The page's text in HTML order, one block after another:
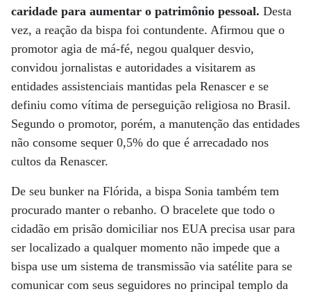
caridade para aumentar o patrimônio pessoal. Desta
vez, a reação da bispa foi contundente. Afirmou que o
promotor agia de má-fé, negou qualquer desvio,
convidou jornalistas e autoridades a visitarem as
entidades assistenciais mantidas pela Renascer e se
definiu como vítima de perseguição religiosa no Brasil.
Segundo o promotor, porém, a manutenção das entidades
não consome sequer 0,5% do que é arrecadado nos
cultos da Renascer.
De seu bunker na Flórida, a bispa Sonia também tem
procurado manter o rebanho. O bracelete que todo o
cidadão em prisão domiciliar nos EUA precisa usar para
ser localizado a qualquer momento não impede que a
bispa use um sistema de transmissão via satélite para se
comunicar com seus seguidores no principal templo da